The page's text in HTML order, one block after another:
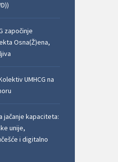
započinje
Osna(Ž)ena,
UMHCG na
jačanje kapaciteta:
unije,
i digitalno